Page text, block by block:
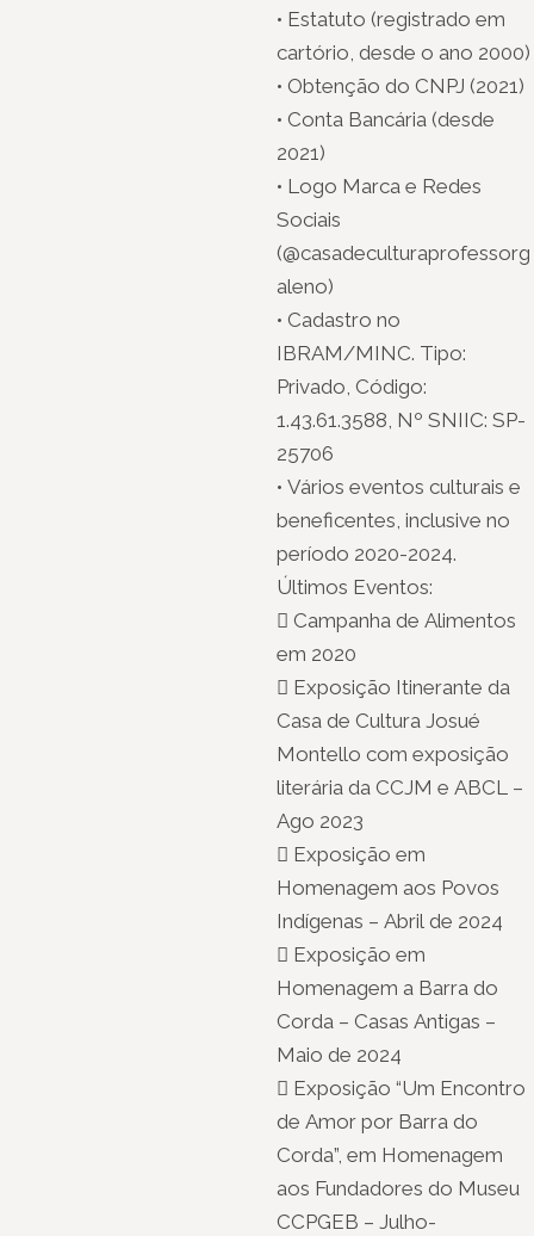
• Estatuto (registrado em
cartório, desde o ano 2000)
• Obtenção do CNPJ (2021)
• Conta Bancária (desde
2021)
• Logo Marca e Redes
Sociais
(@casadeculturaprofessorg
aleno)
• Cadastro no
IBRAM/MINC. Tipo:
Privado, Código:
1.43.61.3588, Nº SNIIC: SP-
25706
• Vários eventos culturais e
beneficentes, inclusive no
período 2020-2024.
Últimos Eventos:
 Campanha de Alimentos
em 2020
 Exposição Itinerante da
Casa de Cultura Josué
Montello com exposição
literária da CCJM e ABCL –
Ago 2023
 Exposição em
Homenagem aos Povos
Indígenas – Abril de 2024
 Exposição em
Homenagem a Barra do
Corda – Casas Antigas –
Maio de 2024
 Exposição “Um Encontro
de Amor por Barra do
Corda”, em Homenagem
aos Fundadores do Museu
CCPGEB – Julho-